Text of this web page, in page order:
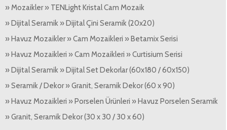
» Mozaikler » TENLight Kristal Cam Mozaik
» Dijital Seramik » Dijital Çini Seramik (20x20)
» Havuz Mozaikler » Cam Mozaikleri » Betamix Serisi
» Havuz Mozaikleri » Cam Mozaikleri » Curtisium Serisi
» Dijital Seramik » Dijital Set Dekorlar (60x180 / 60x150)
» Seramik / Dekor » Granit, Seramik Dekor (60 x 90)
» Havuz Mozaikleri » Porselen Ürünleri » Havuz Porselen Seramik
» Granit, Seramik Dekor (30 x 30 / 30 x 60)